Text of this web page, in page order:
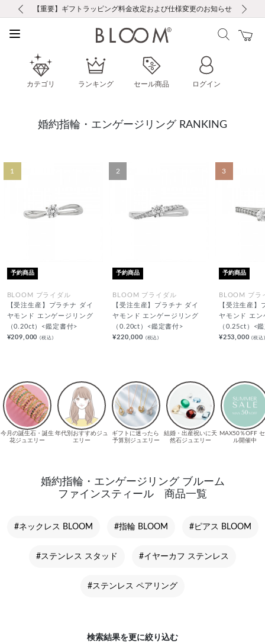
お修理・アフターサービスのご案内
【重要】令和８年熊本地震に伴う集配への影響について
【重要】ギフトラッピング料金改定および仕様変更のお知らせ
【重要】夏季休業の営業についてのご案内
税込5,500円以上で送料無料｜最短24時間以内に発送
新規会員登録で1000ポイントプレゼント！
LINE友だち登録で500円クーポンプレゼント
会員限定！レビュー投稿で100ポイントプレゼント
お修理・アフターサービスのご案内
【重要】令和８年熊本地震に伴う集配への影響について
カテゴリ ランキング セール商品 ログイン
婚約指輪・エンゲージリング RANKING
1
予約商品
BLOOM ブライダル
【受注生産】プラチナ ダイ
ヤモンド エンゲージリング
（0.20ct）<鑑定書付>
¥209,000(税込)
2
予約商品
BLOOM ブライダル
【受注生産】プラチナ ダイ
ヤモンド エンゲージリング
（0.20ct）<鑑定書付>
¥220,000 (税込)
3
予約商品
BLOOM ブラ
【受注生産】
ヤモンド エン
（0.25ct）<
¥253,000(税込)
婚約指輪・エンゲージリング ブルーム
ファインスティール 商品一覧
#ネックレス BLOOM #指輪 BLOOM #ピアス BLOOM
#ステンレス スタッド #イヤーカフ ステンレス
#ステンレス ペアリング
検索結果を更に絞り込む